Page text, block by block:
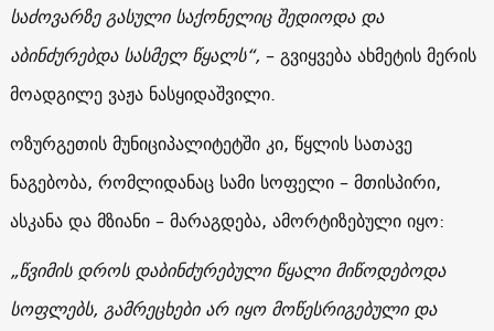
საძოვარზე გასული საქონელიც შედიოდა და
აბინძურებდა სასმელ წყალს“, – გვიყვება ახმეტის მერის
მოადგილე ვაჟა ნასყიდაშვილი.
ოზურგეთის მუნიციპალიტეტში კი, წყლის სათავე
ნაგებობა, რომლიდანაც სამი სოფელი – მთისპირი,
ასკანა და მზიანი – მარაგდება, ამორტიზებული იყო:
„წვიმის დროს დაბინძურებული წყალი მიწოდებოდა
სოფლებს, გამრეცხები არ იყო მოწესრიგებული და